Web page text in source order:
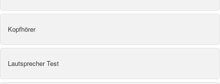
Kopfhörer
Lautsprecher Test